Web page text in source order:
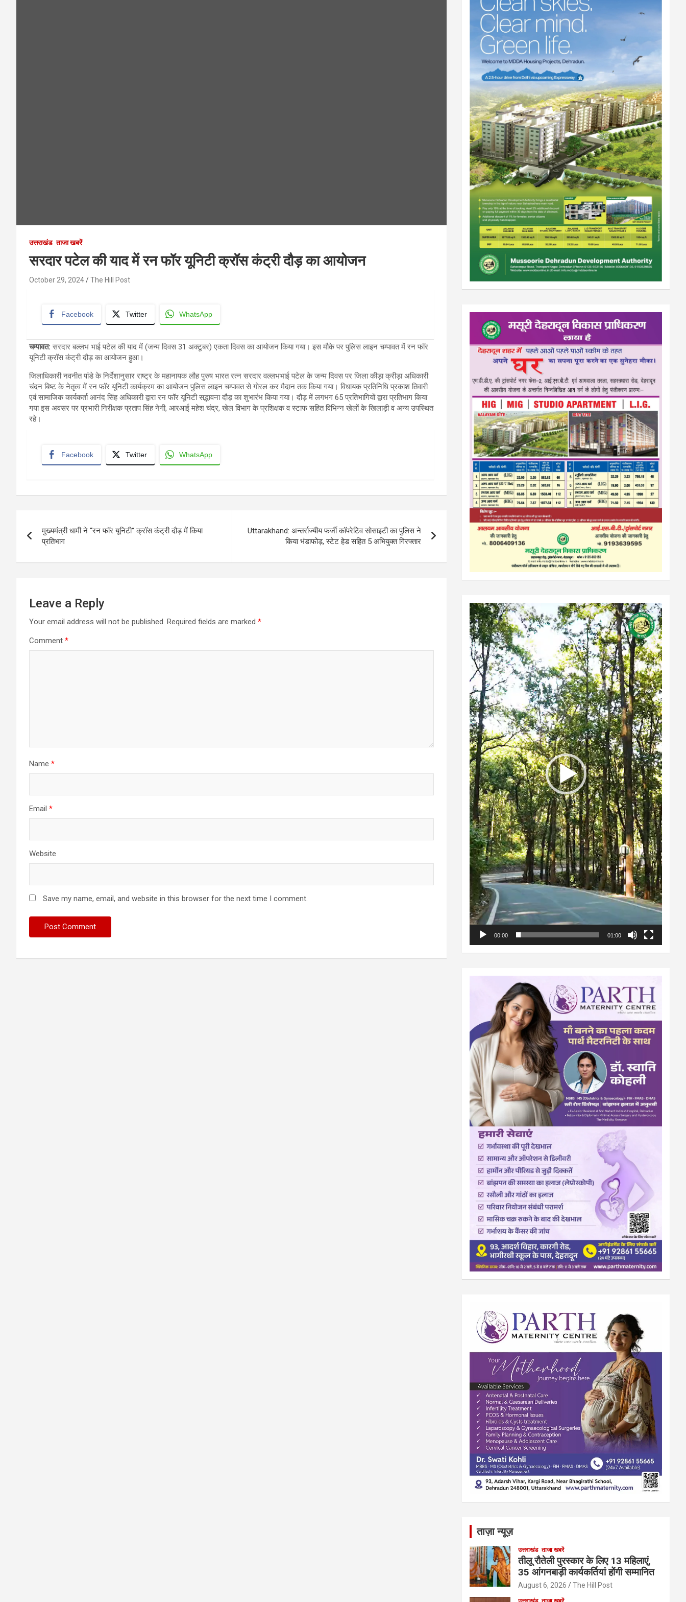
उत्तराखंड ताजा खबरें
सरदार पटेल की याद में रन फॉर यूनिटी क्रॉस कंट्री दौड़ का आयोजन
October 29, 2024 The Hill Post
Facebook Twitter WhatsApp
चम्पावत: सरदार बल्लभ भाई पटेल की याद में (जन्म दिवस 31 अक्टूबर) एकता दिवस का आयोजन किया गया। इस मौके पर पुलिस लाइन चम्पावत में रन फॉर
यूनिटी क्रॉस कंट्री दौड़ का आयोजन हुआ।
जिलाधिकारी नवनीत पांडे के निर्देशानुसार राष्ट्र के महानायक लौह पुरुष भारत रत्न सरदार वल्लभभाई पटेल के जन्म दिवस पर जिला कीड़ा क्रीड़ा अधिकारी
चंदन बिष्ट के नेतृत्व में रन फॉर यूनिटी कार्यक्रम का आयोजन पुलिस लाइन चम्पावत से गोरल कर मैदान तक किया गया। विधायक प्रतिनिधि प्रकाश तिवारी
एवं सामाजिक कार्यकर्ता आनंद सिंह अधिकारी द्वारा रन फॉर यूनिटी सद्भावना दौड़ का शुभारंभ किया गया। दौड़ में लगभग 65 प्रतिभागियों द्वारा प्रतिभाग किया
गया इस अवसर पर प्रभारी निरीक्षक प्रताप सिंह नेगी, आरआई महेश चंद्र, खेल विभाग के प्रशिक्षक व स्टाफ सहित विभिन्न खेलों के खिलाड़ी व अन्य उपस्थित
रहे।
Facebook Twitter WhatsApp
navigation
मुख्यमंत्री धामी ने “रन फॉर यूनिटी” क्रॉस कंट्री दौड़ में किया
प्रतिभाग
Uttarakhand: अन्तर्राज्यीय फर्जी कॉपरेटिव सोसाइटी का पुलिस ने
किया भंडाफोड़, स्टेट हेड सहित 5 अभियुक्त गिरफ्तार
Leave a Reply
Your email address will not be published. Required fields are marked *
Comment *
Name *
Email *
Website
Save my name, email, and website in this browser for the next time I comment.
Video
Player
00:00 01:00
ताज़ा न्यूज़
उत्तराखंड ताजा खबरें
तीलू रौतेली पुरस्कार के लिए 13 महिलाएं,
35 आंगनबाड़ी कार्यकर्तियां होंगी सम्मानित
August 6, 2026 The Hill Post